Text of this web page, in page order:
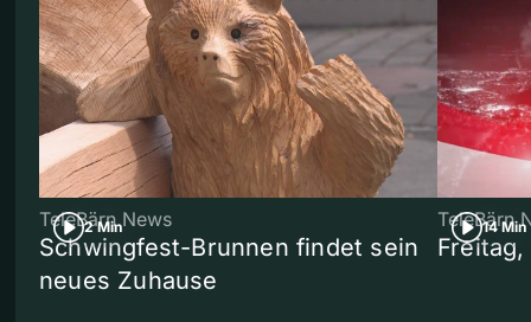
2 Min
TeleBärn News
Schwingfest-Brunnen findet sein
neues Zuhause
14 Min
TeleBärn